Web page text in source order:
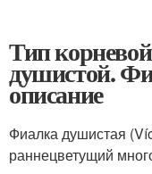
Тип
душистой.
описание
Фиалка душистая
раннецветущий